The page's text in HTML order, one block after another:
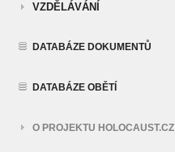
VZDĚLÁVÁNÍ
DATABÁZE DOKUMENTŮ
DATABÁZE OBĚTÍ
O PROJEKTU HOLOCAUST.CZ